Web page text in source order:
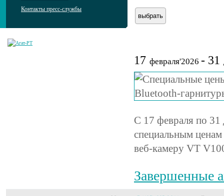
Контакты пресс-службы
17 февраля'2026 - 31
С 17 февраля по 31
специальным
веб-камеру VT
Завершенные